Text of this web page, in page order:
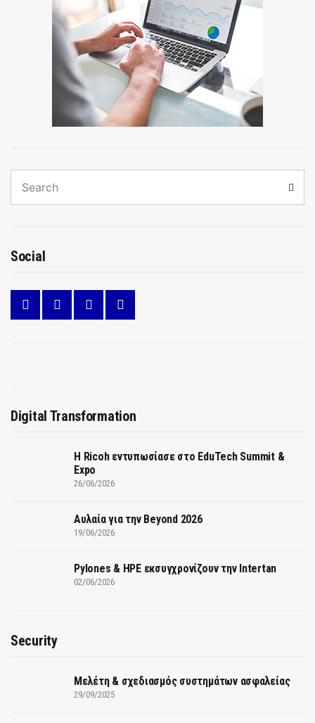
for:
Social
Digital Transformation
Η Ricoh εντυπωσίασε στο EduTech Summit &
Expo
26/06/2026
Αυλαία για την Beyond 2026
19/06/2026
Pylones & HPE εκσυγχρονίζουν την Intertan
02/06/2026
Security
Μελέτη & σχεδιασμός συστημάτων ασφαλείας
29/09/2025